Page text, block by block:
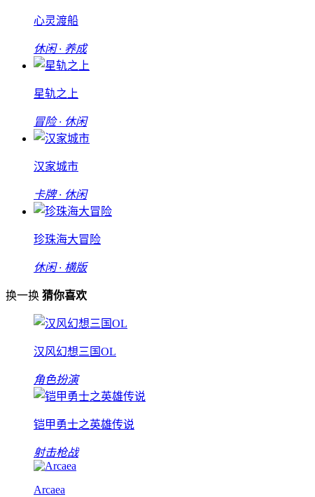
心灵渡船
休闲 · 养成
星轨之上
冒险 · 休闲
汉家城市
卡牌 · 休闲
珍珠海大冒险
休闲 · 横版
换一换 猜你喜欢
汉风幻想三国OL
角色扮演
铠甲勇士之英雄传说
射击枪战
Arcaea